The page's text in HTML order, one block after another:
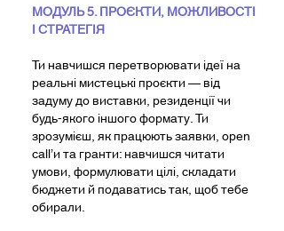
МОДУЛЬ 5. ПРОЄКТИ, МОЖЛИВОСТІ
І СТРАТЕГІЯ
Ти навчишся перетворювати ідеї на
реальні мистецькі проєкти — від
задуму до виставки, резиденції чи
будь-якого іншого формату. Ти
зрозумієш, як працюють заявки, open
call’и та гранти: навчишся читати
умови, формулювати цілі, складати
бюджети й подаватись так, щоб тебе
обирали.